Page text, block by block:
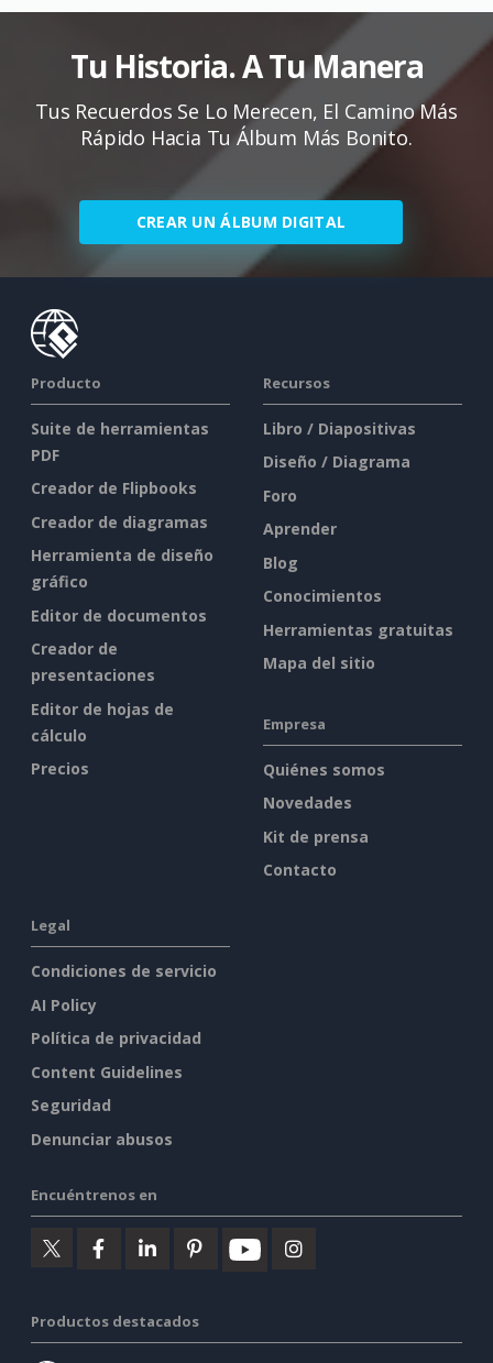
Tu Historia. A Tu Manera
Tus Recuerdos Se Lo Merecen, El Camino Más
Rápido Hacia Tu Álbum Más Bonito.
CREAR UN ÁLBUM DIGITAL
Producto
Suite de herramientas
PDF
Creador de Flipbooks
Creador de diagramas
Herramienta de diseño
gráfico
Editor de documentos
Creador de
presentaciones
Editor de hojas de
cálculo
Precios
Recursos
Libro / Diapositivas
Diseño / Diagrama
Foro
Aprender
Blog
Conocimientos
Herramientas gratuitas
Mapa del sitio
Empresa
Quiénes somos
Novedades
Kit de prensa
Contacto
Legal
Condiciones de servicio
AI Policy
Política de privacidad
Content Guidelines
Seguridad
Denunciar abusos
Encuéntrenos en
Productos destacados